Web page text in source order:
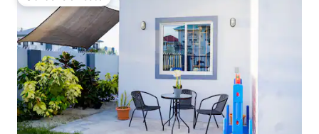
Oblíbené u hostů